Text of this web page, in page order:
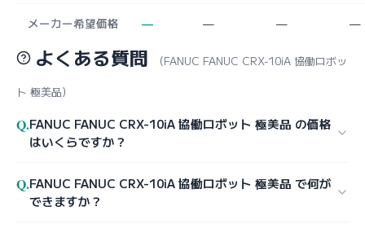
メーカー希望価格 — — — —
よくある質問
（FANUC FANUC CRX-10iA 協働ロボッ
ト 極美品）
Q.FANUC FANUC CRX-10iA 協働ロボット 極美品 の価格
はいくらですか？
Q.FANUC FANUC CRX-10iA 協働ロボット 極美品 で何が
できますか？